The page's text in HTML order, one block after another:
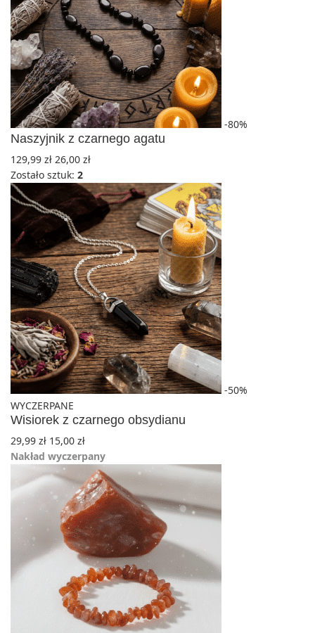
-80%
Naszyjnik z czarnego agatu
129,99 zł 26,00 zł
Zostało sztuk: 2
-50%
WYCZERPANE
Wisiorek z czarnego obsydianu
29,99 zł 15,00 zł
Nakład wyczerpany